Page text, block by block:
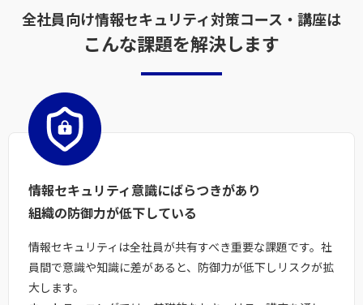
全社員向け情報セキュリティ対策コース・講座は
こんな課題を解決します
情報セキュリティ意識にばらつきがあり
組織の防御力が低下している
情報セキュリティは全社員が共有すべき重要な課題です。社
員間で意識や知識に差があると、防御力が低下しリスクが拡
大します。